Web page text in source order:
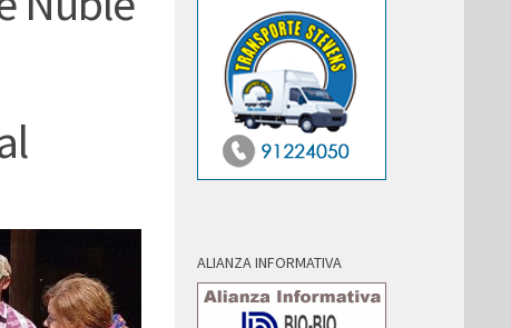
ALIANZA INFORMATIVA